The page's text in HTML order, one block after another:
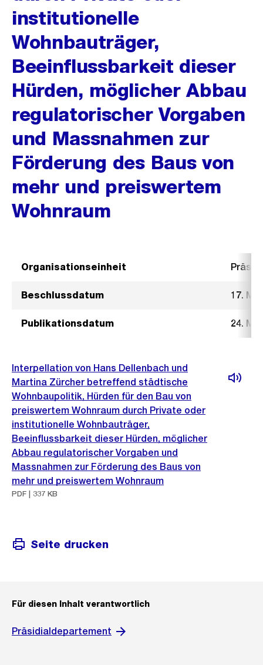
institutionelle
Wohnbauträger,
Beeinflussbarkeit dieser
Hürden, möglicher Abbau
regulatorischer Vorgaben
und Massnahmen zur
Förderung des Baus von
mehr und preiswertem
Wohnraum
Organisationseinheit
Beschlussdatum 17.
Publikationsdatum 24.
Interpellation von Hans Dellenbach und
Martina Zürcher betreffend städtische
Wohnbaupolitik, Hürden für den Bau von
preiswertem Wohnraum durch Private oder
institutionelle Wohnbauträger,
Beeinflussbarkeit dieser Hürden, möglicher
Abbau regulatorischer Vorgaben und
Massnahmen zur Förderung des Baus von
mehr und preiswertem Wohnraum
PDF | 337 KB
Seite drucken
Für diesen Inhalt verantwortlich
Präsidialdepartement